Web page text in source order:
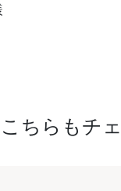
ちらもチ